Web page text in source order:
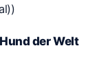
der Welt